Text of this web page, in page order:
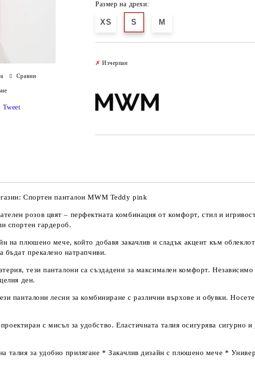
Размер на дрехи:
XS S M
✗ Изчерпан
Сравни
Tweet
Спортен панталон MWM Teddy pink
розов цвят – перфектната комбинация от комфорт, стил и
спортен гардероб.
на плюшено мече, който добавя закачлив и сладък акцент към
бъдат прекалено натрапчиви.
тези панталони са създадени за максимален комфорт.
ден.
панталони лесни за комбиниране с различни върхове и обувки.
с мисъл за удобство. Еластичната талия осигурява сигурно и
талия за удобно прилягане *Закачлив дизайн с плюшено мече *